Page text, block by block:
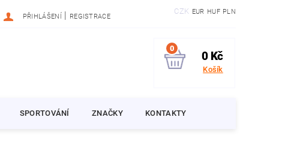
CZK EUR HUF PLN
PŘIHLÁŠENÍ | REGISTRACE
0
0 Kč
Košík
SPORTOVÁNÍ ZNAČKY KONTAKTY